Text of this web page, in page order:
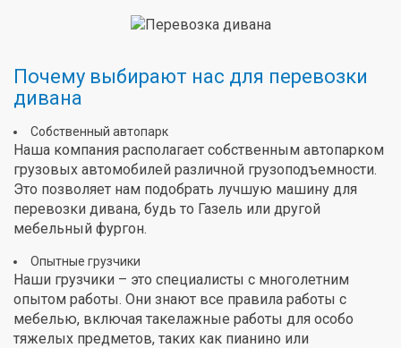
Почему выбирают нас для перевозки
дивана
Собственный автопарк
Наша компания располагает собственным автопарком
грузовых автомобилей различной грузоподъемности.
Это позволяет нам подобрать лучшую машину для
перевозки дивана, будь то Газель или другой
мебельный фургон.
Опытные грузчики
Наши грузчики – это специалисты с многолетним
опытом работы. Они знают все правила работы с
мебелью, включая такелажные работы для особо
тяжелых предметов, таких как пианино или